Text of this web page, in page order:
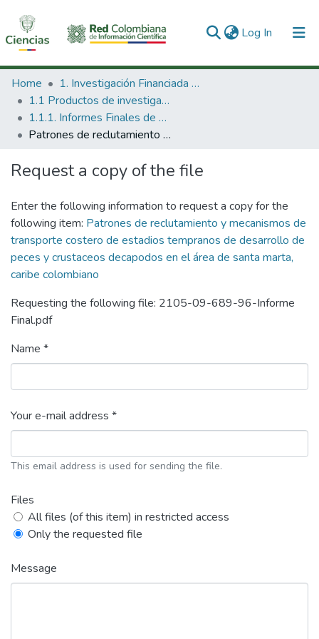
Log In (current)
Communities & Collections
All of DSpace
Statistics
Home
1. Investigación Financiada con Recursos Públicos
1.1 Productos de investigación
1.1.1. Informes Finales de Proyectos de Investigación
Patrones de reclutamiento y mecanismos de transporte costero de estadios tempranos de desarrollo de peces y crustaceos decapodos en el área de santa marta, caribe colombiano
Request a copy of the file
Enter the following information to request a copy for the
following item: Patrones de reclutamiento y mecanismos de
transporte costero de estadios tempranos de desarrollo de
peces y crustaceos decapodos en el área de santa marta,
caribe colombiano
Requesting the following file: 2105-09-689-96-Informe
Final.pdf
Name *
Your e-mail address *
This email address is used for sending the file.
Files
All files (of this item) in restricted access
Only the requested file
Message